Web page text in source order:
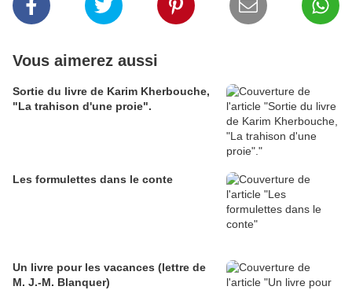
Vous aimerez aussi
Sortie du livre de Karim Kherbouche,
"La trahison d'une proie".
Les formulettes dans le conte
Un livre pour les vacances (lettre de
M. J.-M. Blanquer)